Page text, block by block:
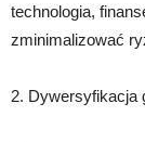
technologia,
zminimalizować
2. Dywersyfikacja